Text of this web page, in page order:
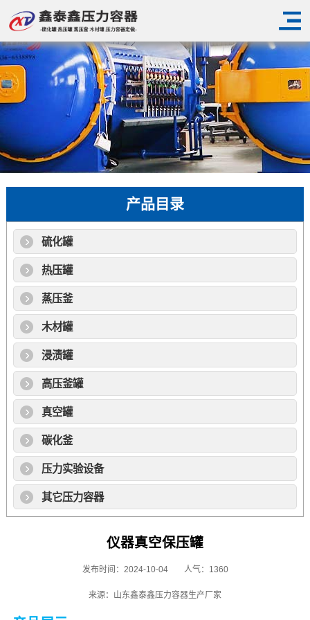
产品目录
硫化罐
热压罐
蒸压釜
木材罐
浸渍罐
高压釜罐
真空罐
碳化釜
压力实验设备
其它压力容器
仪器真空保压罐
发布时间：2024-10-04 人气：1360
来源：山东鑫泰鑫压力容器生产厂家